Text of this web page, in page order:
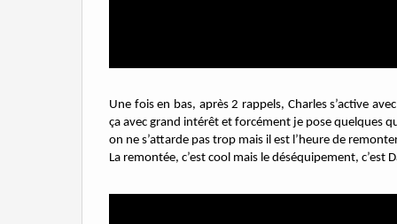
Une fois en bas, après 2 rappels, Charles s’active
ça avec grand intérêt et forcément je pose quelques
on ne s’attarde pas trop mais il est l’heure de
La remontée, c’est cool mais le déséquipement,